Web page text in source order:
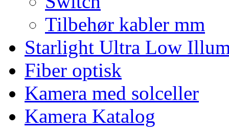
Tilbehør kabler mm
Starlight Ultra Low
Fiber optisk
Kamera med solceller
Kamera Katalog